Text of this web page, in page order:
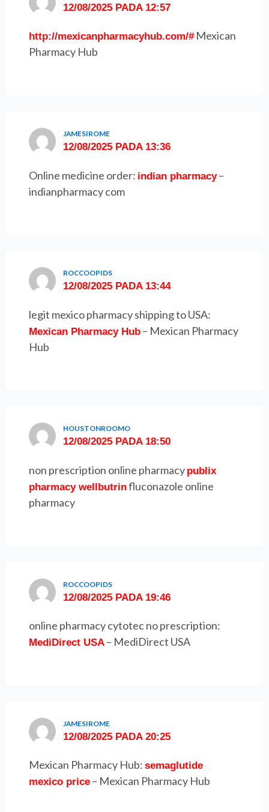
12/08/2025 PADA 12:57
http://mexicanpharmacyhub.com/#Mexican
Pharmacy Hub
JAMESIROME
12/08/2025 PADA 13:36
Online medicine order: indian pharmacy–
indianpharmacy com
ROCCOOPIDS
12/08/2025 PADA 13:44
legit mexico pharmacy shipping to USA:
Mexican Pharmacy Hub – Mexican Pharmacy
Hub
HOUSTONROOMO
12/08/2025 PADA 18:50
non prescription online pharmacy publix
pharmacy wellbutrinfluconazole online
pharmacy
ROCCOOPIDS
12/08/2025 PADA 19:46
online pharmacy cytotec no prescription:
MediDirect USA – MediDirect USA
JAMESIROME
12/08/2025 PADA 20:25
Mexican Pharmacy Hub:semaglutide
mexico price – Mexican Pharmacy Hub